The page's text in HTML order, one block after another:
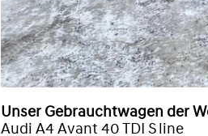
Unser Gebrauchtwagen der
Audi A4 Avant 40 TDI S line